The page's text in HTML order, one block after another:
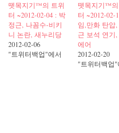
뗏목지기™의 트위
터 ~2012-02-04 : 박
정근, 나꼼수-비키
니 논란, 새누리당
2012-02-06
"트위터백업"에서
뗏목지기™의
터 ~2012-02-
임,만화 탄압,
근 보석 연기
에어
2012-02-20
"트위터백업"